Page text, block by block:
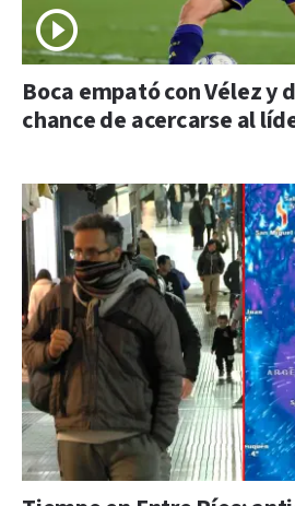
Boca empató con Vélez y
chance de acercarse al